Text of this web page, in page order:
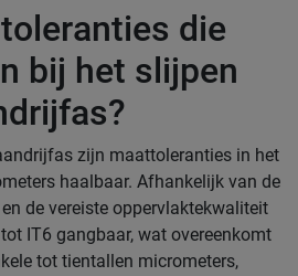
die
bij het slijpen
zijn maattoleranties in het
haalbaar. Afhankelijk van de
de vereiste oppervlaktekwaliteit
IT6 gangbaar, wat overeenkomt
tot tientallen micrometers,